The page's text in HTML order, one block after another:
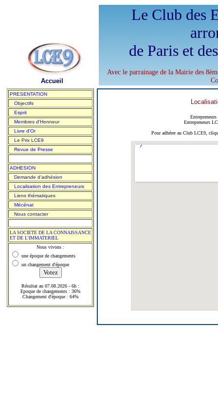
Accueil
Le Club des
de Paris et
Avec le parrainage de la Mairie des
PRESENTATION
Objectifs
Esprit
Membres d'Honneur
Livre d'Or
Le Prix LCE9
Revue de Presse
ADHESION
Demande d'adhésion
Localisation des Entrepreneurs
Liens thématiques
Mécénat
Nous contacter
LA SOCIETE DE LA CONNAISSANCE
ET DE L'IMMATERIEL
Nous vivons :
une époque de changements
un changement d'époque
Résultat au 07.08.2026 - 6h :
Epoque de changements : 36%
Changement d'époque : 64%
Entrepreneurs
Pour adhérer au Club LCE9,